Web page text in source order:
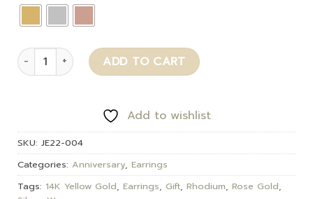
Dean quantity ADD TO CART
Add to wishlist
SKU: JE22-004
Categories: Anniversary, Earrings
Tags: 14K Yellow Gold, Earrings, Gift, Rhodium, Rose Gold,